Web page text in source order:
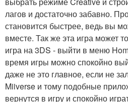
лагов и достаточно забавно.
становится быстрее, ведь вы
вместе. Так же эта игра может
игра на 3DS - выйти в меню
время игры можно спокойно
даже не это главное, если не
Miiverse и тому подобные
вернутся в игру и спокойно